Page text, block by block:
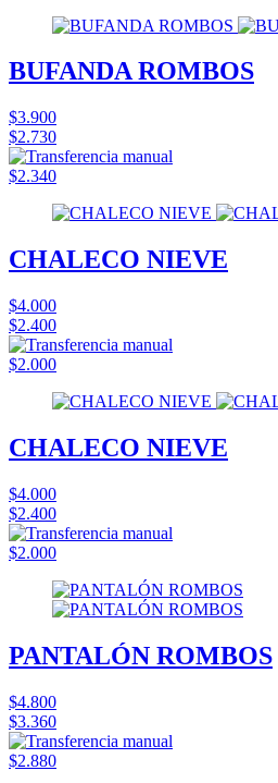
BUFANDA ROMBOS
$3.900
$2.730
$2.340
CHALECO NIEVE
$4.000
$2.400
$2.000
CHALECO NIEVE
$4.000
$2.400
$2.000
PANTALÓN ROMBOS
$4.800
$3.360
$2.880